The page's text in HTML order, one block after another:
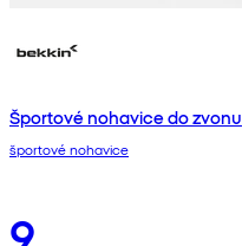
Športové nohavice do zvonu
športové nohavice